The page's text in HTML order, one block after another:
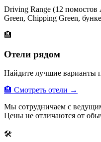
Driving Range (12 помостов
Green, Chipping Green,
🏨
Отели рядом
Найдите лучшие варианты
🏨 Смотреть отели →
Мы сотрудничаем с
Цены не отличаются от
🛠